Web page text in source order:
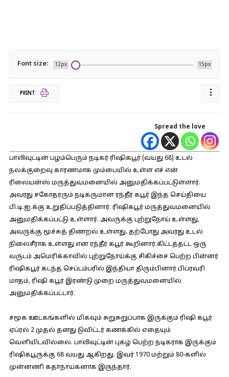
Font size: 12px 15px
PRINT
Spread the love
பாலிவுட்டின் பழம்பெரும் நடிகர் ரிஷிகபூர் (வயது 68) உடல்
நலக்குறைவு காரணமாக மும்பையில் உள்ள எச் என்
ரிலையன்ஸ் மருத்துவமனையில் அனுமதிக்கப்பட்டுள்ளார்.
அவரது சகோதரரும் நடிகருமான ரந்தீர் கபூர் இந்த செய்தியை
பி.டி.ஐ.க்கு உறுதிப்படுத்தினார். ரிஷிகபூர் மருத்துவமனையில்
அனுமதிக்கப்பட்டு உள்ளார். அவருக்கு புற்றுநோய் உள்ளது,
அவருக்கு மூச்சுத் திணறல் உள்ளது. தற்போது அவரது உடல்
நிலைசீராக உள்ளது என ரந்தீர் கபூர் கூறினார்.கிட்டத்தட்ட ஒரு
வருடம் அமெரிக்காவில் புற்றுநோய்க்கு சிகிச்சை பெற்ற பின்னர்
ரிஷிகபூர் கடந்த செப்டம்பரில் இந்தியா திரும்பினார்.பிப்ரவரி
மாதம், ரிஷி கபூர் இரண்டு முறை மருத்துவமனையில்
அனுமதிக்கப்பட்டார்.
சமூக ஊடகங்களில் மிகவும் சுறுசுறுப்பாக இருக்கும் ரிஷி கபூர்
ஏப்ரல் 2 முதல் தனது டுவிட்டர் கணக்கில் எதையும்
வெளியிடவில்லை. பாலிவுட்டின் புகழ் பெற்ற நடிகராக இருக்கும்
ரிஷிகபூருக்கு 68 வயது ஆகிறது. இவர் 1970 மற்றும் 80-களில்
முன்னணி கதாநாயகனாக இருந்தார்.